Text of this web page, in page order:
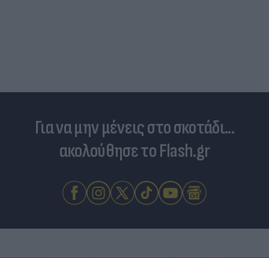
Για να μην μένεις στο σκοτάδι...
ακολούθησε το Flash.gr